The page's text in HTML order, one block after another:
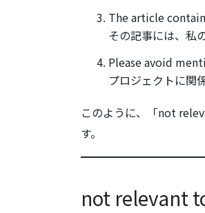
The article
その記事には、私
Please avoid
プロジェクトに関
このように、「not
す。
not relevant